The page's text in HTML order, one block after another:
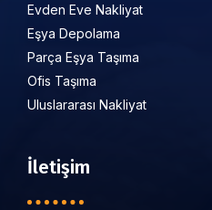
Evden Eve Nakliyat
Eşya Depolama
Parça Eşya Taşıma
Ofis Taşıma
Uluslararası Nakliyat
İletişim